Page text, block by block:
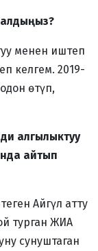
менен иштеп
келгем. 2019-
өтүп,
алгылыктуу
айтып
Айгүл атту
турган ЖИА
сунуштаган